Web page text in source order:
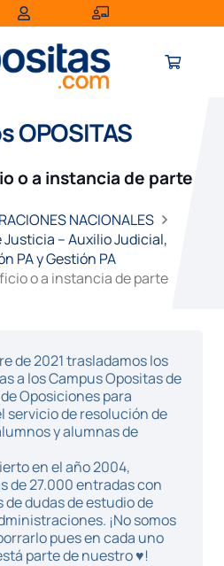
OPOSITAS
o a instancia de parte
NACIONALES
– Auxilio Judicial,
PA y Gestión PA
o a instancia de parte
de 2021 trasladamos los
a los Campus Opositas de
Oposiciones para
servicio de resolución de
y alumnas de
en el año 2004,
de 27.000 entradas con
dudas de estudio de
¡No somos
pues en cada uno
parte de nuestro ♥!